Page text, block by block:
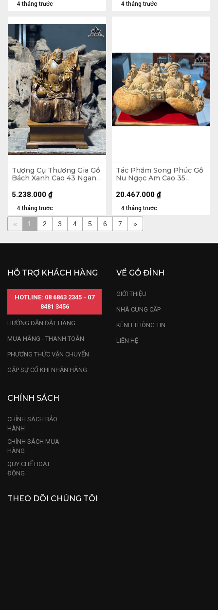
4 tháng trước 4 tháng trước
Tượng Cụ Thương Gia Gỗ
Bách Xanh Cao 43 Ngang
4 tháng trước
5.238.000 ₫
Tác Phẩm Song Phúc Gỗ
Nu Ngọc Am Cao 35
4 tháng trước
20.467.000 ₫
« 1 2 3 4 5 6 7 »
HỖ TRỢ KHÁCH HÀNG
HOTLINE: 08 6863 2345 - 07
8481 3456
HƯỚNG DẪN ĐẶT HÀNG
MUA HÀNG - THANH TOÁN
PHƯƠNG THỨC VẬN CHUYỂN
GẶP SỰ CỐ KHI NHẬN HÀNG
VỀ GỖ ĐỈNH
GIỚI THIỆU
NHÀ CUNG CẤP
KÊNH THÔNG TIN
LIÊN HỆ
CHÍNH SÁCH
CHÍNH SÁCH BẢO
HÀNH
CHÍNH SÁCH MUA
HÀNG
QUY CHẾ HOẠT
ĐỘNG
THEO DÕI CHÚNG TÔI